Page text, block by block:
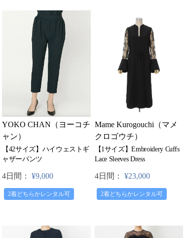
YOKO CHAN（ヨーコチ
ャン）
【42サイズ】ハイウェストギ
ャザーパンツ
4日間： ¥9,000
2着どちらかレンタル可
Mame Kurogouchi（マメ
クロゴウチ）
【1サイズ】Embroidery Cuffs
Lace Sleeves Dress
4日間： ¥23,000
2着どちらかレンタル可